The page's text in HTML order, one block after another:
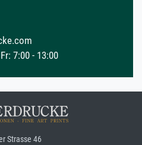
7:00 - 13:00
Strasse 46